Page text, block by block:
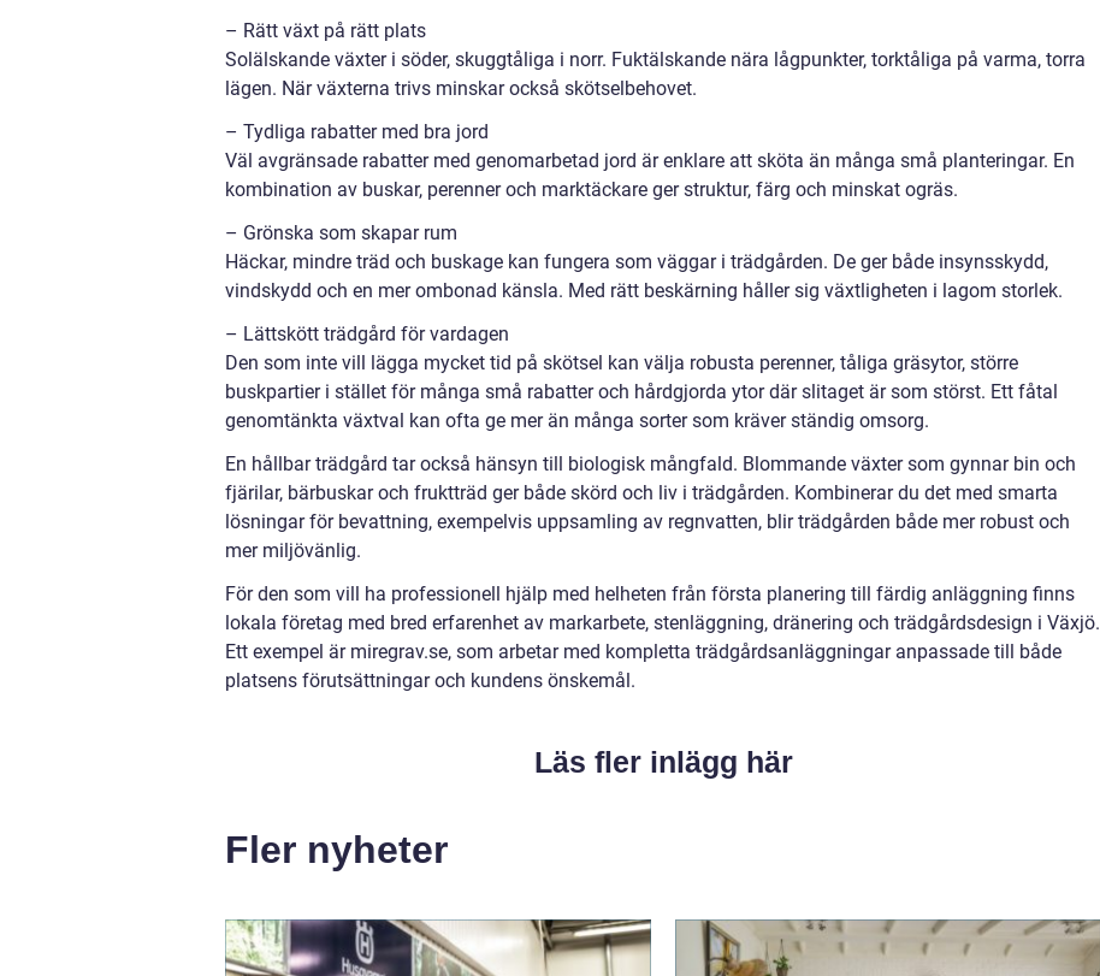
– Rätt växt på rätt plats
Solälskande växter i söder, skuggtåliga i norr. Fuktälskande nära lågpunkter, torktåliga på varma, torra
lägen. När växterna trivs minskar också skötselbehovet.
– Tydliga rabatter med bra jord
Väl avgränsade rabatter med genomarbetad jord är enklare att sköta än många små planteringar. En
kombination av buskar, perenner och marktäckare ger struktur, färg och minskat ogräs.
– Grönska som skapar rum
Häckar, mindre träd och buskage kan fungera som väggar i trädgården. De ger både insynsskydd,
vindskydd och en mer ombonad känsla. Med rätt beskärning håller sig växtligheten i lagom storlek.
– Lättskött trädgård för vardagen
Den som inte vill lägga mycket tid på skötsel kan välja robusta perenner, tåliga gräsytor, större
buskpartier i stället för många små rabatter och hårdgjorda ytor där slitaget är som störst. Ett fåtal
genomtänkta växtval kan ofta ge mer än många sorter som kräver ständig omsorg.
En hållbar trädgård tar också hänsyn till biologisk mångfald. Blommande växter som gynnar bin och
fjärilar, bärbuskar och fruktträd ger både skörd och liv i trädgården. Kombinerar du det med smarta
lösningar för bevattning, exempelvis uppsamling av regnvatten, blir trädgården både mer robust och
mer miljövänlig.
För den som vill ha professionell hjälp med helheten från första planering till färdig anläggning finns
lokala företag med bred erfarenhet av markarbete, stenläggning, dränering och trädgårdsdesign i Växjö.
Ett exempel är miregrav.se, som arbetar med kompletta trädgårdsanläggningar anpassade till både
platsens förutsättningar och kundens önskemål.
Läs fler inlägg här
Fler nyheter